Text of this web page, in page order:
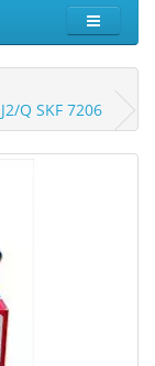
Q SKF 7206